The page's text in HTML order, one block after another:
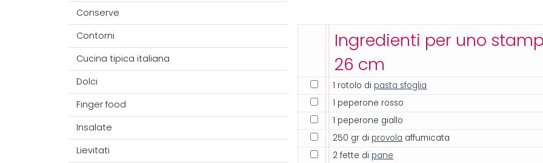
Conserve
Contorni
Cucina tipica italiana
Dolci
Finger food
Insalate
Lievitati
Ingredienti per uno
26 cm
1 rotolo di pasta sfoglia
1 peperone rosso
1 peperone giallo
250 gr di provola affumicata
2 fette di pane